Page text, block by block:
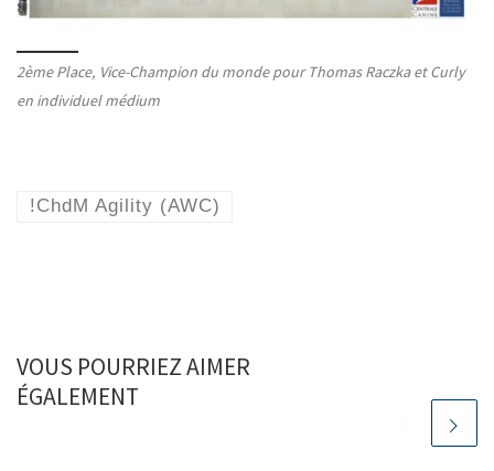
2ème Place, Vice-Champion du monde pour Thomas Raczka et Curly
en individuel médium
!ChdM Agility (AWC)
VOUS POURRIEZ AIMER
ÉGALEMENT